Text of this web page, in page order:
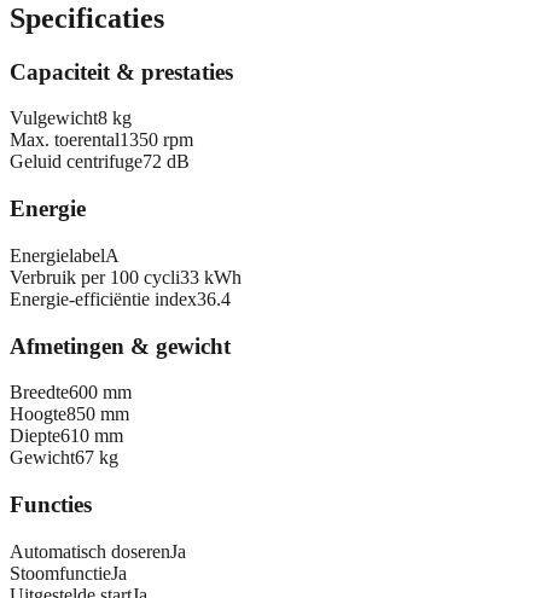
Specificaties
Capaciteit & prestaties
Vulgewicht8 kg
Max. toerental1350 rpm
Geluid centrifuge72 dB
Energie
EnergielabelA
Verbruik per 100 cycli33 kWh
Energie-efficiëntie index36.4
Afmetingen & gewicht
Breedte600 mm
Hoogte850 mm
Diepte610 mm
Gewicht67 kg
Functies
Automatisch doserenJa
StoomfunctieJa